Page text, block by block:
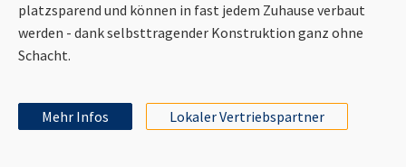
platzsparend und können in fast jedem Zuhause verbaut
werden - dank selbsttragender Konstruktion ganz ohne
Schacht.
Mehr Infos Lokaler Vertriebspartner